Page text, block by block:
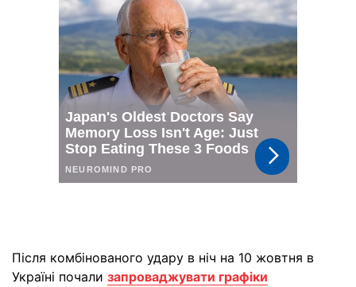
Після комбінованого удару в ніч на 10 жовтня в
Україні почали запроваджувати графіки